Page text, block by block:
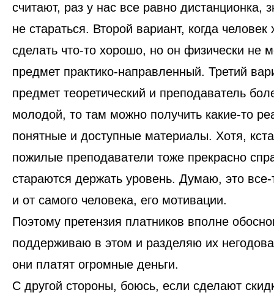
считают, раз у нас все равно дистанционка,
не стараться. Второй вариант, когда человек
сделать что-то хорошо, но он физически не
предмет практико-направленный. Третий
предмет теоретический и преподаватель
молодой, то там можно получить какие-то
понятные и доступные материалы. Хотя,
пожилые преподаватели тоже прекрасно
стараются держать уровень. Думаю, это все-
и от самого человека, его мотивации.
Поэтому претензия платников вполне
поддерживаю в этом и разделяю их
они платят огромные деньги.
С другой стороны, боюсь, если сделают